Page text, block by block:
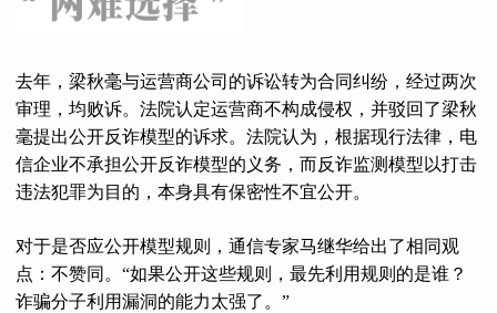
去年，梁秋毫与运营商公司的诉讼转为合同纠纷，经过两次
审理，均败诉。法院认定运营商不构成侵权，并驳回了梁秋
毫提出公开反诈模型的诉求。法院认为，根据现行法律，电
信企业不承担公开反诈模型的义务，而反诈监测模型以打击
违法犯罪为目的，本身具有保密性不宜公开。
对于是否应公开模型规则，通信专家马继华给出了相同观
点：不赞同。“如果公开这些规则，最先利用规则的是谁？
诈骗分子利用漏洞的能力太强了。”